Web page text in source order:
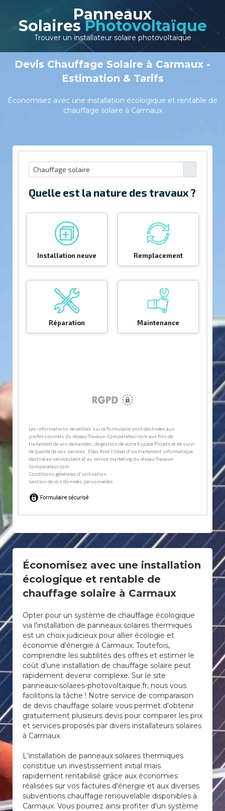
Panneaux
Solaires Photovoltaïque
Trouver un installateur solaire photovoltaïque
Devis Chauffage Solaire à Carmaux -
Estimation & Tarifs
Économisez avec une installation écologique et rentable de
chauffage solaire à Carmaux
Économisez avec une installation
écologique et rentable de
chauffage solaire à Carmaux
Opter pour un système de chauffage écologique
via l'installation de panneaux solaires thermiques
est un choix judicieux pour allier écologie et
économie d'énergie à Carmaux. Toutefois,
comprendre les subtilités des offres et estimer le
coût d'une installation de chauffage solaire peut
rapidement devenir complexe. Sur le site
panneaux-solaires-photovoltaique.fr, nous vous
facilitons la tâche ! Notre service de comparaison
de devis chauffage solaire vous permet d'obtenir
gratuitement plusieurs devis pour comparer les prix
et services proposés par divers installateurs solaires
à Carmaux.
L'installation de panneaux solaires thermiques
constitue un investissement initial mais
rapidement rentabilisé grâce aux économies
réalisées sur vos factures d'énergie et aux diverses
subventions chauffage renouvelable disponibles à
Carmaux. Vous pourrez ainsi profiter d'un système